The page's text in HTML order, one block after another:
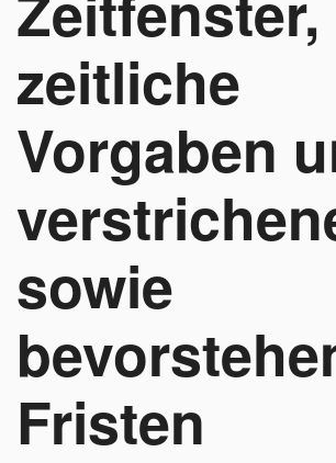
zeitliche
Vorgaben
sowie
Fristen